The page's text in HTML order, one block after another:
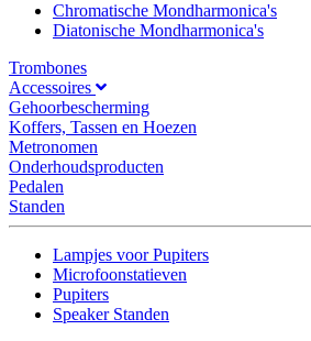
Chromatische Mondharmonica's
Diatonische Mondharmonica's
Trombones
Accessoires
Gehoorbescherming
Koffers, Tassen en Hoezen
Metronomen
Onderhoudsproducten
Pedalen
Standen
Lampjes voor Pupiters
Microfoonstatieven
Pupiters
Speaker Standen